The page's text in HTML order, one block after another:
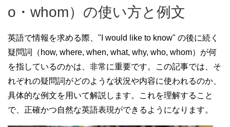
o・whom）の使い方と例文
英語で情報を求める際、"I would like to know" の後に続く
疑問詞（how, where, when, what, why, who, whom）が何
を指しているのかは、非常に重要です。この記事では、そ
れぞれの疑問詞がどのような状況や内容に使われるのか、
具体的な例文を用いて解説します。これを理解すること
で、正確かつ自然な英語表現ができるようになります。